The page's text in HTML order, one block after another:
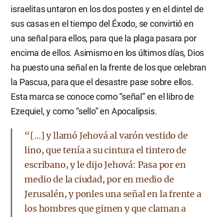
israelitas untaron en los dos postes y en el dintel de
sus casas en el tiempo del Éxodo, se convirtió en
una señal para ellos, para que la plaga pasara por
encima de ellos. Asimismo en los últimos días, Dios
ha puesto una señal en la frente de los que celebran
la Pascua, para que el desastre pase sobre ellos.
Esta marca se conoce como “señal” en el libro de
Ezequiel, y como “sello” en Apocalipsis.
“[…] y llamó Jehová al varón vestido de
lino, que tenía a su cintura el tintero de
escribano, y le dijo Jehová: Pasa por en
medio de la ciudad, por en medio de
Jerusalén, y ponles una señal en la frente a
los hombres que gimen y que claman a